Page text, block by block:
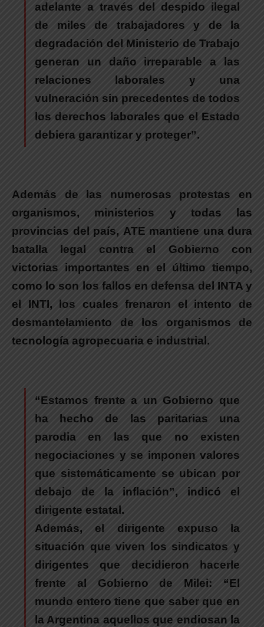
adelante a través del despido ilegal
de miles de trabajadores y de la
degradación del Ministerio de Trabajo
generan un daño irreparable a las
relaciones laborales y una
vulneración sin precedentes de todos
los derechos laborales que el Estado
debiera garantizar y proteger”.
Además de las numerosas protestas en
organismos, ministerios y todas las
provincias del país, ATE mantiene una dura
batalla legal contra el Gobierno con
victorias importantes en el último tiempo,
como lo son los fallos en defensa del INTA y
el INTI, los cuales frenaron el intento de
desmantelamiento de los organismos de
tecnología agropecuaria e industrial.
“Estamos frente a un Gobierno que
ha hecho de las paritarias una
parodia en las que no existen
negociaciones y se imponen valores
que sistemáticamente se ubican por
debajo de la inflación”, indicó el
dirigente estatal.
Además, el dirigente expuso la
situación que viven los sindicatos y
dirigentes que decidieron hacerle
frente al Gobierno de Milei: “El
mundo entero tiene que saber que en
la Argentina aquellos que endiosan la